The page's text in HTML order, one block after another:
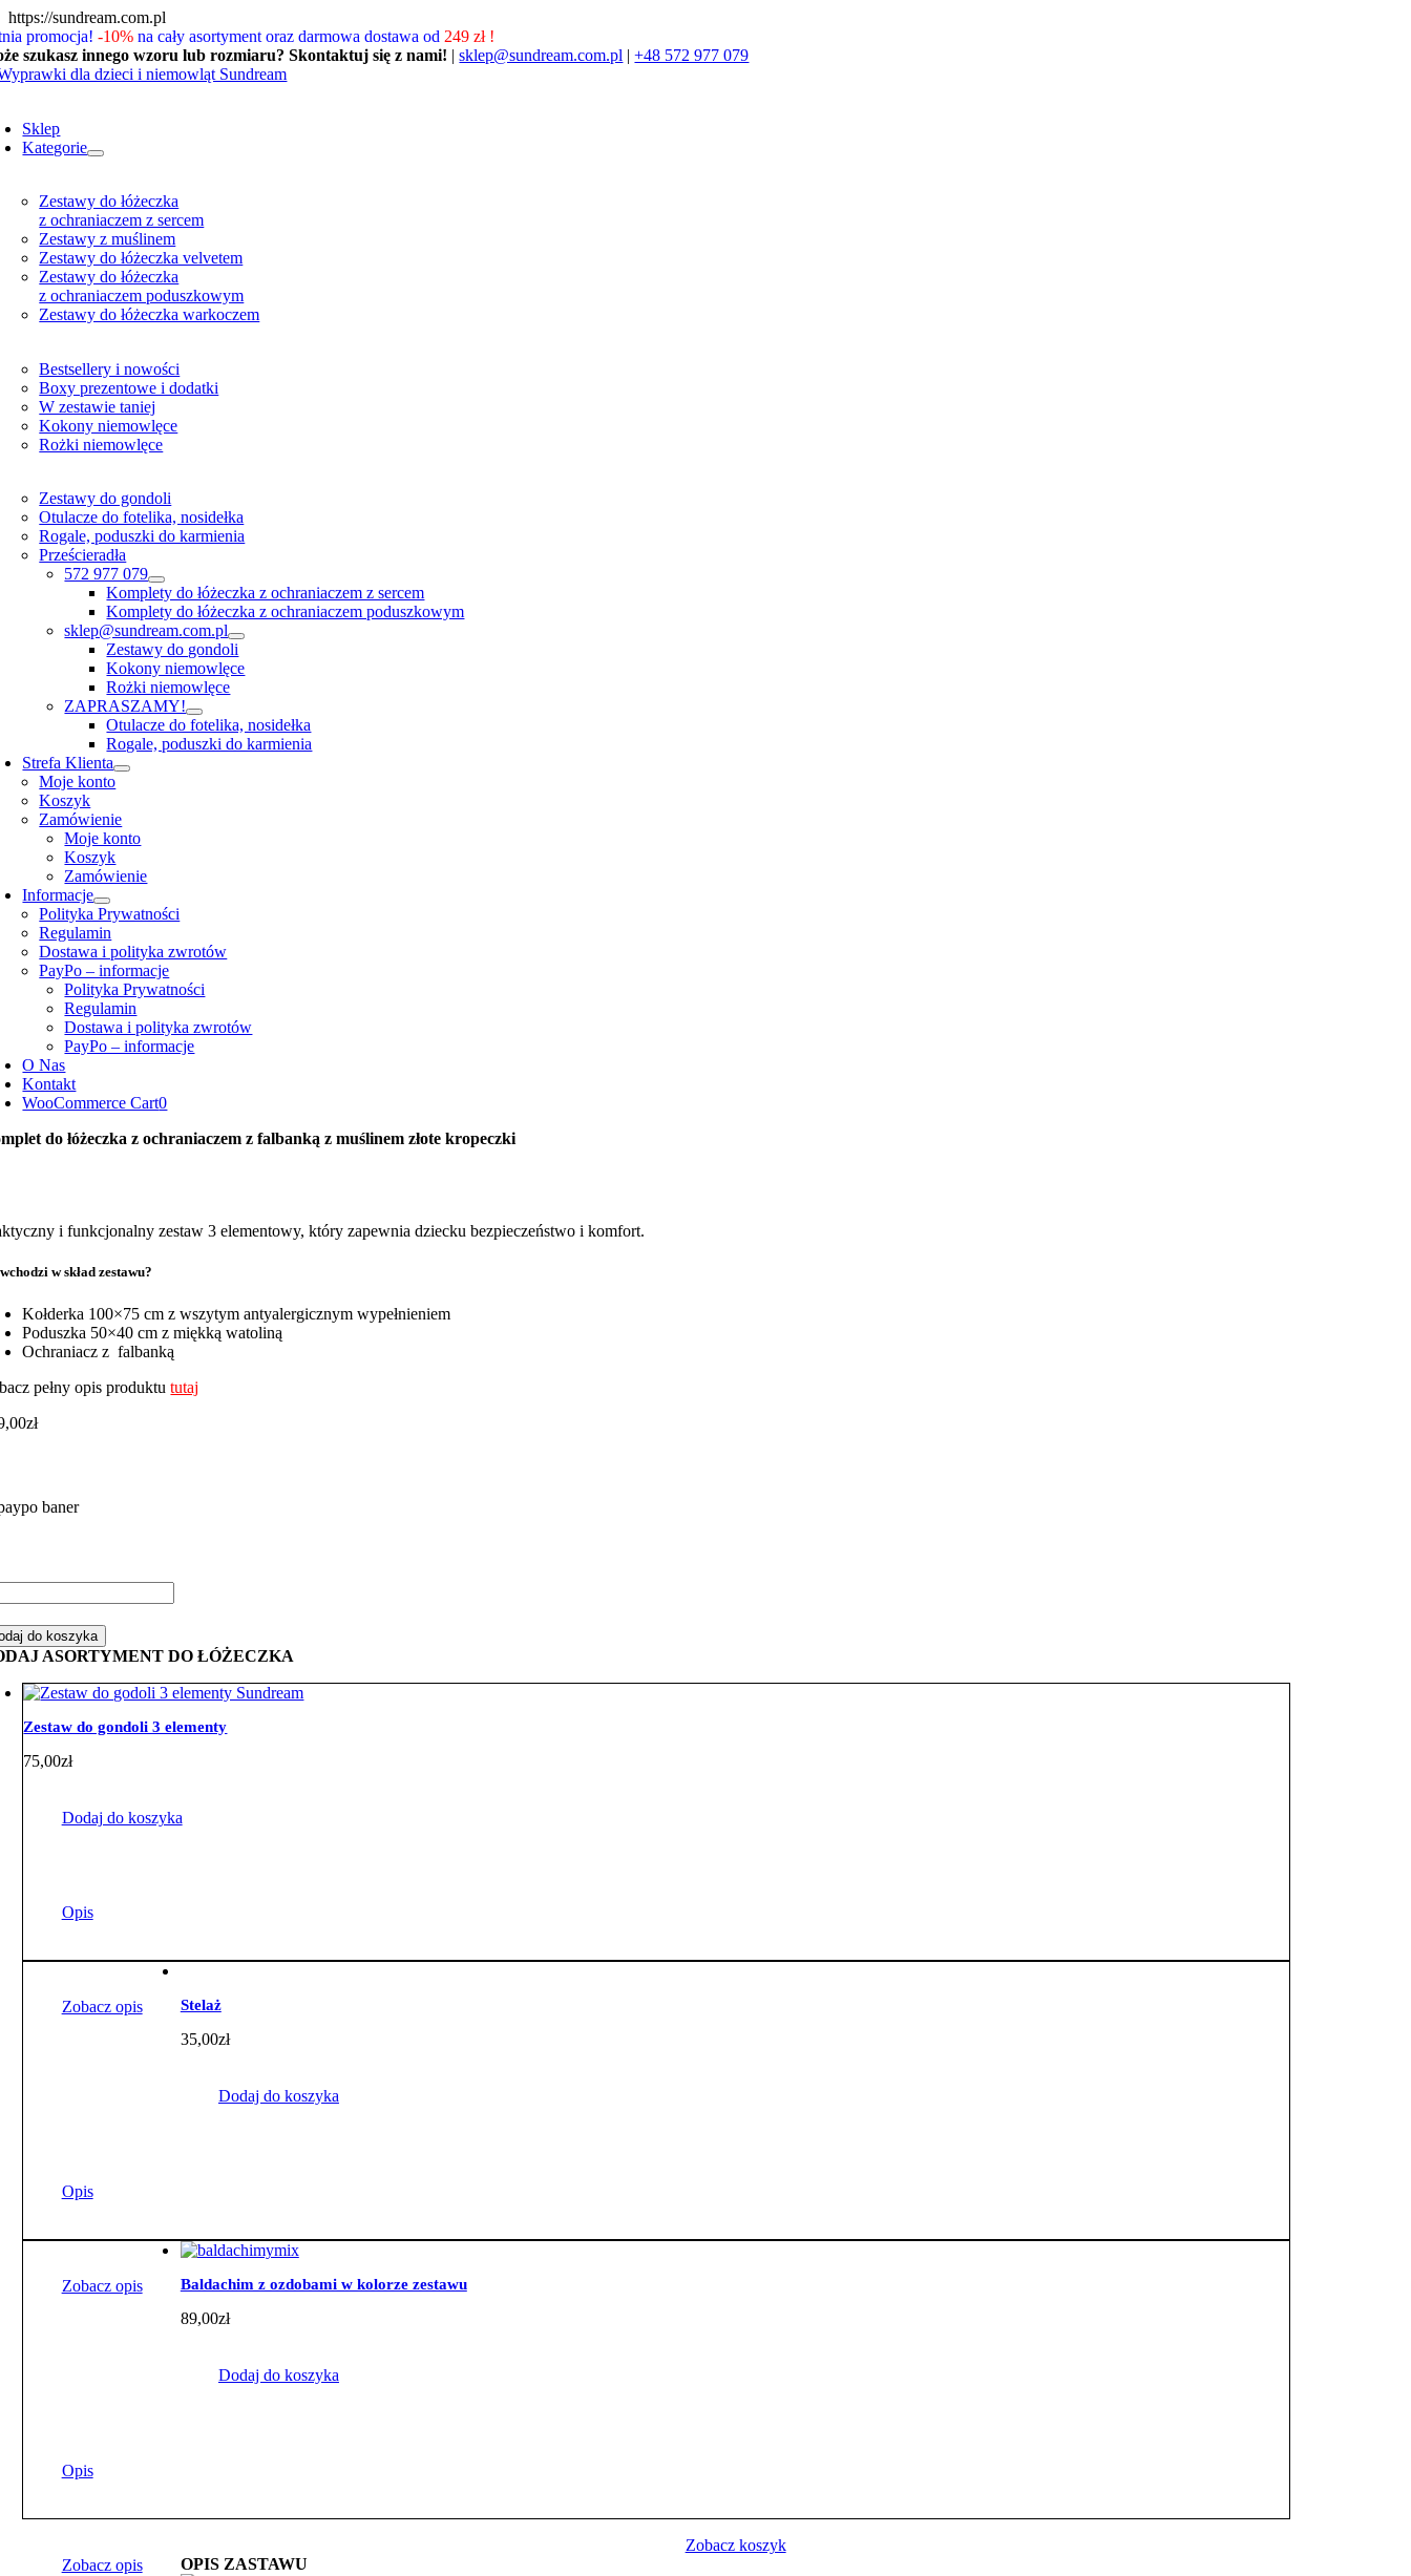
https://sundream.com.pl
to
content
promocja!-10% na cały asortyment oraz darmowa dostawa od 249 zł !
szukasz innego wzoru lub rozmiaru? Skontaktuj się z nami! |sklep@sundream.com.pl |+48 572 977 079
Sklep
Kategorie
Zestawy do łóżeczka
z ochraniaczem z sercem
Zestawy z muślinem
Zestawy do łóżeczka velvetem
Zestawy do łóżeczka
z ochraniaczem poduszkowym
Zestawy do łóżeczka warkoczem
Bestsellery i nowości
Boxy prezentowe i dodatki
W zestawie taniej
Kokony niemowlęce
Rożki niemowlęce
Zestawy do gondoli
Otulacze do fotelika, nosidełka
Rogale, poduszki do karmienia
Prześcieradła
572 977 079
Komplety do łóżeczka z ochraniaczem z sercem
Komplety do łóżeczka z ochraniaczem poduszkowym
sklep@sundream.com.pl
Zestawy do gondoli
Kokony niemowlęce
Rożki niemowlęce
ZAPRASZAMY!
Otulacze do fotelika, nosidełka
Rogale, poduszki do karmienia
Strefa Klienta
Moje konto
Koszyk
Zamówienie
Moje konto
Koszyk
Zamówienie
Informacje
Polityka Prywatności
Regulamin
Dostawa i polityka zwrotów
PayPo – informacje
Polityka Prywatności
Regulamin
Dostawa i polityka zwrotów
PayPo – informacje
O Nas
Kontakt
WooCommerce Cart0
do łóżeczka z ochraniaczem z falbanką z muślinem złote kropeczki
i funkcjonalny zestaw 3 elementowy, który zapewnia dziecku bezpieczeństwo i komfort.
w skład zestawu?
Kołderka 100×75 cm z wszytym antyalergicznym wypełnieniem
Poduszka 50×40 cm z miękką watoliną
Ochraniacz z falbanką
pełny opis produktututaj
zł
do koszyka
ASORTYMENT DO ŁÓŻECZKA
Zestaw do gondoli 3 elementy
75,00zł
Dodaj do koszyka
Opis
Zobacz opis Stelaż
35,00zł
Dodaj do koszyka
Opis
Zobacz opis Baldachim z ozdobami w kolorze zestawu
89,00zł
Dodaj do koszyka
Opis
Zobacz opis
Zobacz koszyk
OPIS ZASTAWU